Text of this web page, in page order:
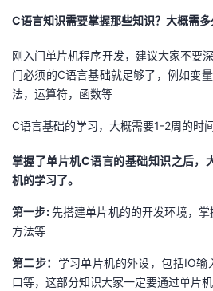
C语言知识需要掌握那些知识？大概需多
刚入门单片机程序开发，建议大家不要
门必须的C语言基础就足够了，例如变
法，运算符，函数等
C语言基础的学习，大概需要1-2周的时间
掌握了单片机C语言的基础知识之后，
机的学习了。
第一步:先搭建单片机的的开发环境，
方法等
第二步： 学习单片机的外设，包括IO输
口等，这部分知识大家一定要通过单片机